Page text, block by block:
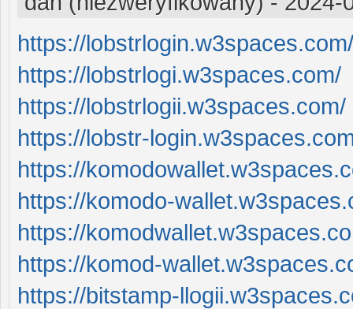
https://lobstrlogin.w3spaces.com/
https://lobstrlogi.w3spaces.com/
https://lobstrlogii.w3spaces.com/
https://lobstr-
https://
https://komodo-
https://
https://komod-
https://bitstamp-